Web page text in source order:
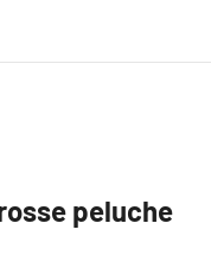
peluche